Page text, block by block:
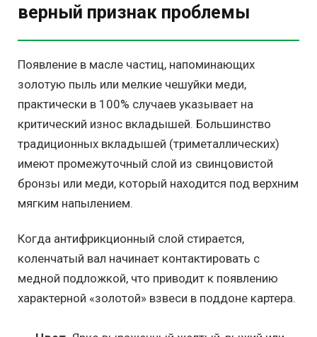
верный признак проблемы
Появление в масле частиц, напоминающих
золотую пыль или мелкие чешуйки меди,
практически в 100% случаев указывает на
критический износ вкладышей. Большинство
традиционных вкладышей (триметаллических)
имеют промежуточный слой из свинцовистой
бронзы или меди, который находится под верхним
мягким напылением.
Когда антифрикционный слой стирается,
коленчатый вал начинает контактировать с
медной подложкой, что приводит к появлению
характерной «золотой» взвеси в поддоне картера.